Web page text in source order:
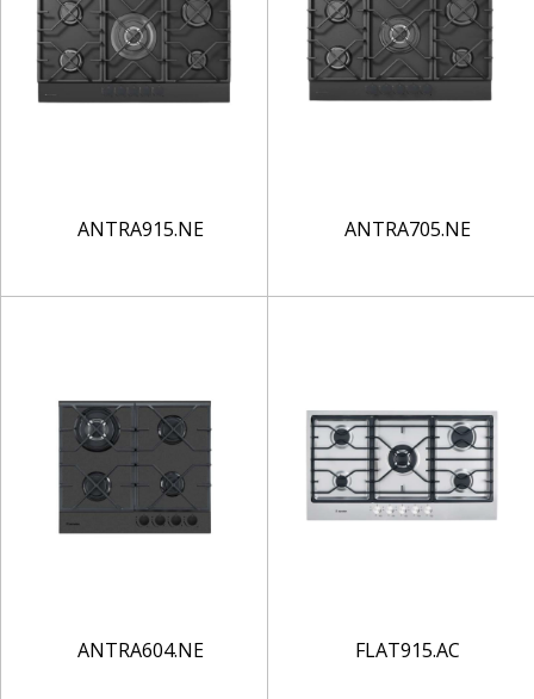
ANTRA915.NE ANTRA705.NE
ANTRA604.NE FLAT915.AC